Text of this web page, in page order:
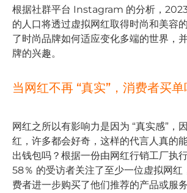
根据社群平台 Instagram 的分析，
的人口将透过虚拟网红取得时尚和美容
了时尚品牌如何适应变化多端的世界，
牌的兴趣。
当网红不再 “真实”，消费者买单
网红之所以有影响力是因为 “真实感”，
红，许多都会好奇，这样的代言人真的
出钱包吗？根据一份由网红行销工厂执
58％ 的受访者关注了至少一位虚拟网红
费者进一步购买了他们推荐的产品或服